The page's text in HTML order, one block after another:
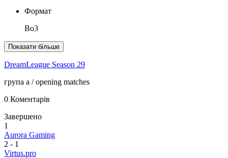
Формат
Bo3
Показати більше
DreamLeague Season 29
група a / opening matches
0 Коментарів
Завершено
1
Aurora Gaming
2 - 1
Virtus.pro